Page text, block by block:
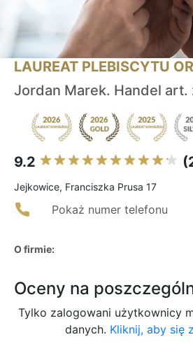
LAUREAT PLEBISCYTU
Jordan Marek. Handel
9.2
Jejkowice, Franciszka Prusa 17
Pokaż numer telefonu
O firmie:
Oceny na
Tylko zalogowani użytkownicy
danych. Kliknij, aby się